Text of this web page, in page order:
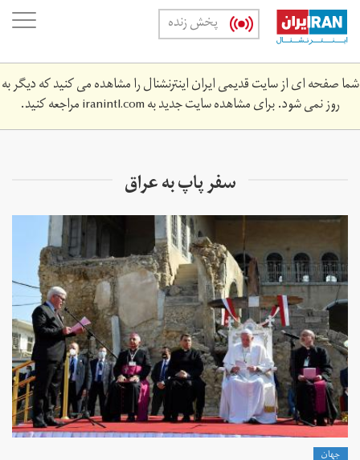
Skip
main
content
پخش زنده
شما صفحه ای از سایت قدیمی ایران اینترنشنال را مشاهده می کنید که دیگر به
روز نمی شود. برای مشاهده سایت جدید بهiranintl.comمراجعه کنید.
سفر پاپ به عراق
جهان